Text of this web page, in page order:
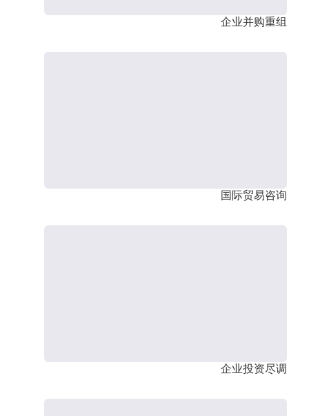
企业并购重组
国际贸易咨询
企业投资尽调